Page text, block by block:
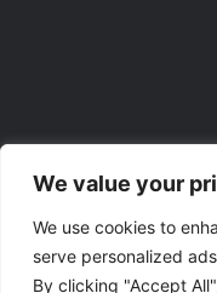
We value your
We use cookies to
serve personalized
By clicking "Accept
Privacy Policy